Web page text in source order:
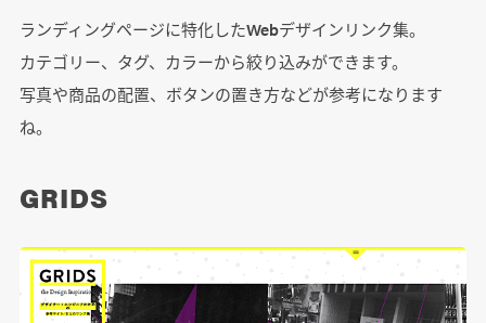
ランディングページに特化したWebデザインリンク集。
カテゴリー、タグ、カラーから絞り込みができます。
写真や商品の配置、ボタンの置き方などが参考になります
ね。
GRIDS